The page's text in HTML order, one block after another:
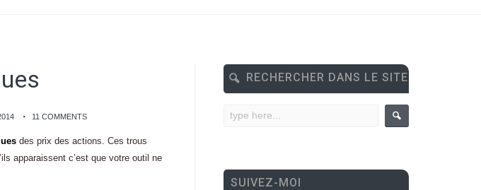
11 COMMENTS
des prix des actions. Ces trous
apparaissent c’est que votre outil ne
RECHERCHER DANS LE SITE
SUIVEZ-MOI